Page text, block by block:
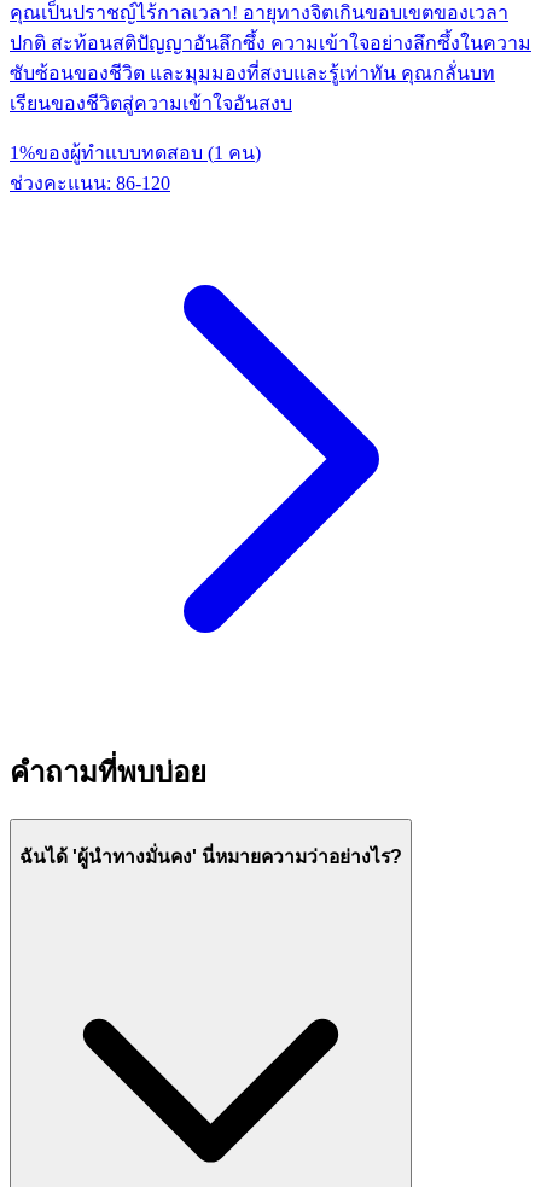
คุณเป็นปราชญ์ไร้กาลเวลา! อายุทางจิตเกินขอบเขตของเวลา
ปกติ สะท้อนสติปัญญาอันลึกซึ้ง ความเข้าใจอย่างลึกซึ้งในความ
ซับซ้อนของชีวิต และมุมมองที่สงบและรู้เท่าทัน คุณกลั่นบท
เรียนของชีวิตสู่ความเข้าใจอันสงบ
1%ของผู้ทำแบบทดสอบ (1 คน)
ช่วงคะแนน: 86-120
คำถามที่พบบ่อย
ฉันได้ 'ผู้นำทางมั่นคง' นี่หมายความว่าอย่างไร?